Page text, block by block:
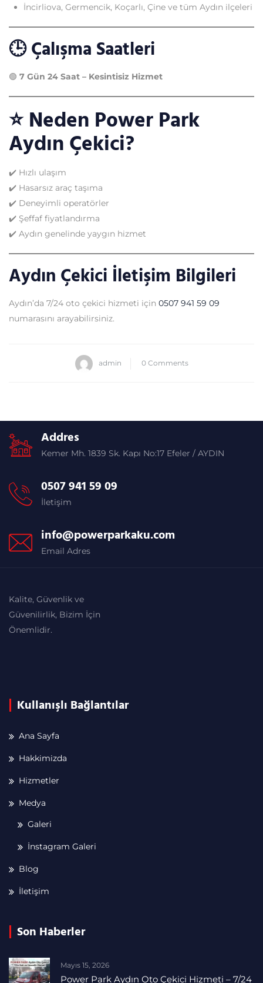
İncirliova, Germencik, Koçarlı, Çine ve tüm Aydın ilçeleri
🕒Çalışma Saatleri
🟢 7 Gün 24 Saat – Kesintisiz Hizmet
⭐ Neden Power Park
Aydın Çekici?
✔️ Hızlı ulaşım
✔️ Hasarsız araç taşıma
✔️ Deneyimli operatörler
✔️ Şeffaf fiyatlandırma
✔️ Aydın genelinde yaygın hizmet
Aydın Çekici İletişim Bilgileri
Aydın’da 7/24 oto çekici hizmeti için 0507 941 59 09
numarasını arayabilirsiniz.
admin 0 Comments
Addres
Kemer Mh. 1839 Sk. Kapı No:17 Efeler / AYDIN
0507 941 59 09
İletişim
info@powerparkaku.com
Email Adres
Kalite, Güvenlik ve
Güvenilirlik, Bizim İçin
Önemlidir.
Kullanışlı Bağlantılar
Ana Sayfa
Hakkimizda
Hizmetler
Medya
Galeri
İnstagram Galeri
Blog
İletişim
Son Haberler
Mayıs 15, 2026
Power Park Aydın Oto Çekici Hizmeti – 7/24